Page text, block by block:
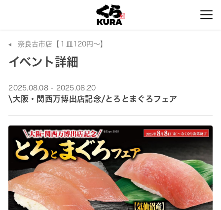
奈良古市店【１皿120円～】
イベント詳細
2025.08.08 - 2025.08.20
\大阪・関西万博出店記念/とろとまぐろフェア